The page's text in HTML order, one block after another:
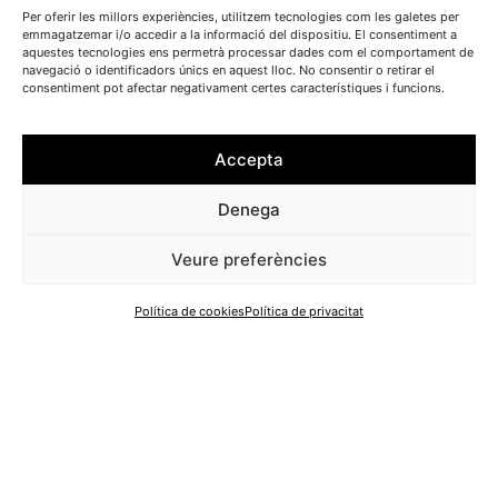
Per oferir les millors experiències, utilitzem tecnologies com les galetes per
emmagatzemar i/o accedir a la informació del dispositiu. El consentiment a
aquestes tecnologies ens permetrà processar dades com el comportament de
navegació o identificadors únics en aquest lloc. No consentir o retirar el
consentiment pot afectar negativament certes característiques i funcions.
Accepta
Denega
Veure preferències
Política de cookiesPolítica de privacitat
Ciutadilla25341
Carrer Sant Roc, 10 baixos
hola@valldelcorb.cat
L’Associació per al desenvolupament integral de la Vall del
la dinamització sociocultural i econòmica d’aquesta zona
geogràfica i aglutina socis particulars, empreses i institucions
locals. Ha promogut diferents iniciatives i actualment està
impulsant diferents projectes com la Xarxa de Productores o
Xarxes: Facebook, Twitter i Instagram @lavalldelcorb